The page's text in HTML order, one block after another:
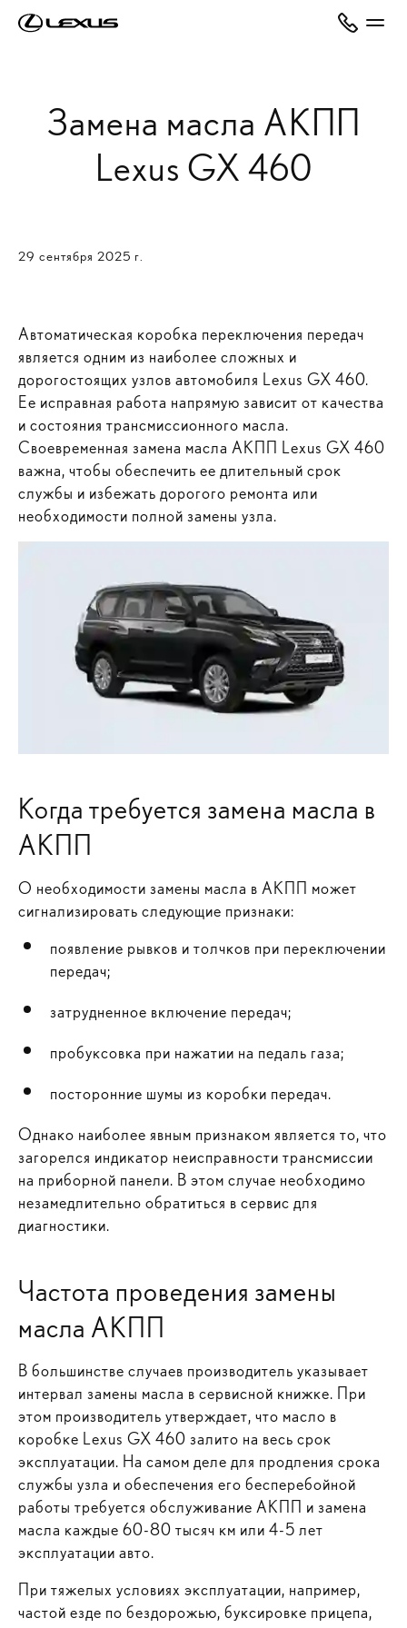
Замена масла АКПП
Lexus GX 460
29 сентября 2025 г.
Автоматическая коробка переключения передач
является одним из наиболее сложных и
дорогостоящих узлов автомобиля Lexus GX 460.
Ее исправная работа напрямую зависит от качества
и состояния трансмиссионного масла.
Своевременная замена масла АКПП Lexus GX 460
важна, чтобы обеспечить ее длительный срок
службы и избежать дорогого ремонта или
необходимости полной замены узла.
Когда требуется замена масла в
АКПП
О необходимости замены масла в АКПП может
сигнализировать следующие признаки:
появление рывков и толчков при переключении
передач;
затрудненное включение передач;
пробуксовка при нажатии на педаль газа;
посторонние шумы из коробки передач.
Однако наиболее явным признаком является то, что
загорелся индикатор неисправности трансмиссии
на приборной панели. В этом случае необходимо
незамедлительно обратиться в сервис для
диагностики.
Частота проведения замены
масла АКПП
В большинстве случаев производитель указывает
интервал замены масла в сервисной книжке. При
этом производитель утверждает, что масло в
коробке Lexus GX 460 залито на весь срок
эксплуатации. На самом деле для продления срока
службы узла и обеспечения его бесперебойной
работы требуется обслуживание АКПП и замена
масла каждые 60-80 тысяч км или 4-5 лет
эксплуатации авто.
При тяжелых условиях эксплуатации, например,
частой езде по бездорожью, буксировке прицепа,